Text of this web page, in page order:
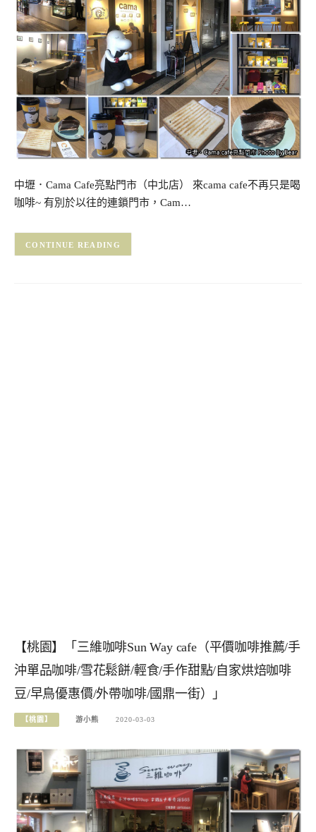
中壢．Cama Cafe亮點門市（中北店） 來cama cafe不再只是喝
咖啡~ 有別於以往的連鎖門市，Cam…
CONTINUE READING
【桃園】「三維咖啡Sun Way cafe（平價咖啡推薦/手
沖單品咖啡/雪花鬆餅/輕食/手作甜點/自家烘焙咖啡
豆/早鳥優惠價/外帶咖啡/國鼎一街）」
【桃園】 游小熊 2020-03-03